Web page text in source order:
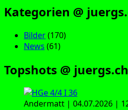
Kategorien @
Bilder(170)
News (61)
Topshots @ juergs.ch
Andermatt | 04.07.2026 |